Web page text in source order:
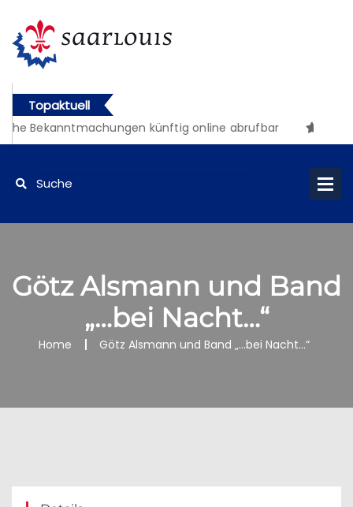
Topaktuell
Bekanntmachungen künftig online abrufbar
Götz Alsmann und Band
„…bei Nacht…“
Home Götz Alsmann und Band „…bei Nacht…“